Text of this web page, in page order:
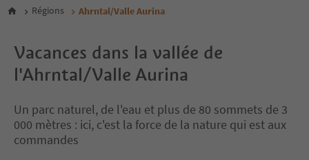
Régions Ahrntal/Valle Aurina
Vacances dans la vallée de
l'Ahrntal/Valle Aurina
Un parc naturel, de l'eau et plus de 80 sommets de 3
000 mètres : ici, c'est la force de la nature qui est aux
commandes